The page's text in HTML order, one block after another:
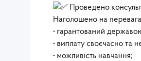
Проведено
Наголошено на
• гарантований
• виплату своєчасно та
• можливість навчання;